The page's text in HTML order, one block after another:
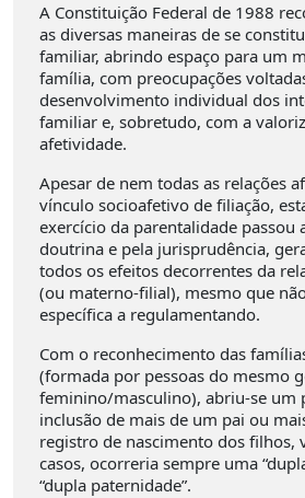
A Constituição Federal de 1988
as diversas maneiras de se
familiar, abrindo espaço para um
família, com preocupações
desenvolvimento individual dos
familiar e, sobretudo, com a
afetividade.
Apesar de nem todas as relações
vínculo socioafetivo de filiação,
exercício da parentalidade passou
doutrina e pela jurisprudência,
todos os efeitos decorrentes da
(ou materno-filial), mesmo que
específica a regulamentando.
Com o reconhecimento das
(formada por pessoas do mesmo
feminino/masculino), abriu-se um
inclusão de mais de um pai ou
registro de nascimento dos filhos,
casos, ocorreria sempre uma
“dupla paternidade”.